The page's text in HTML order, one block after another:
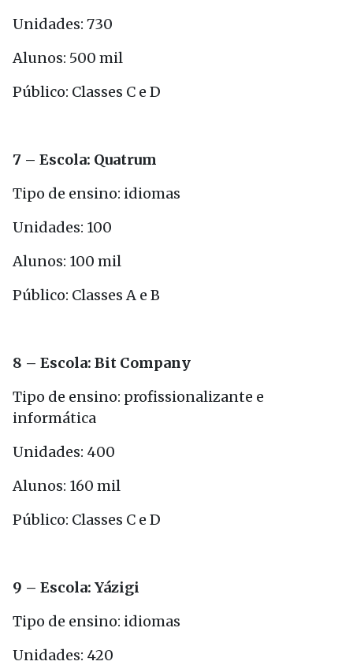
Unidades: 730
Alunos: 500 mil
Público: Classes C e D
7 – Escola: Quatrum
Tipo de ensino: idiomas
Unidades: 100
Alunos: 100 mil
Público: Classes A e B
8 – Escola: Bit Company
Tipo de ensino: profissionalizante e
informática
Unidades: 400
Alunos: 160 mil
Público: Classes C e D
9 – Escola: Yázigi
Tipo de ensino: idiomas
Unidades: 420